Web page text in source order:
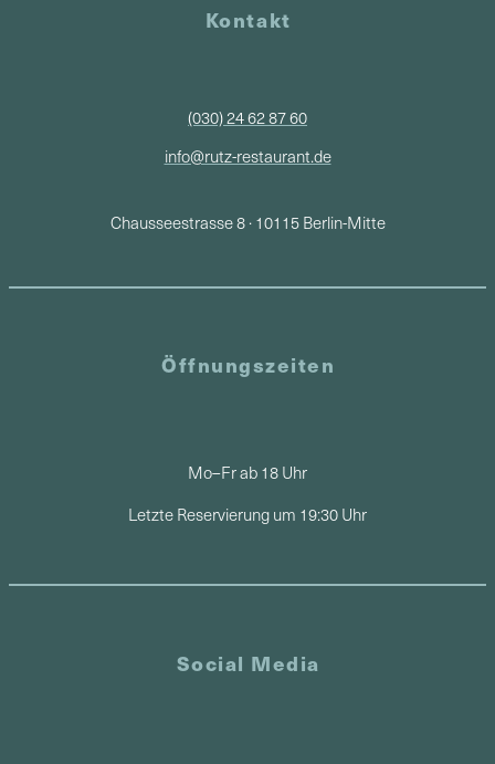
Kontakt
(030) 24 62 87 60
info@rutz-restaurant.de
Chausseestrasse 8 · 10115 Berlin-Mitte
Öffnungszeiten
Mo–Fr ab 18 Uhr
Letzte Reservierung um 19:30 Uhr
Social Media